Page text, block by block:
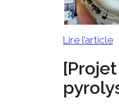
Lire l’article